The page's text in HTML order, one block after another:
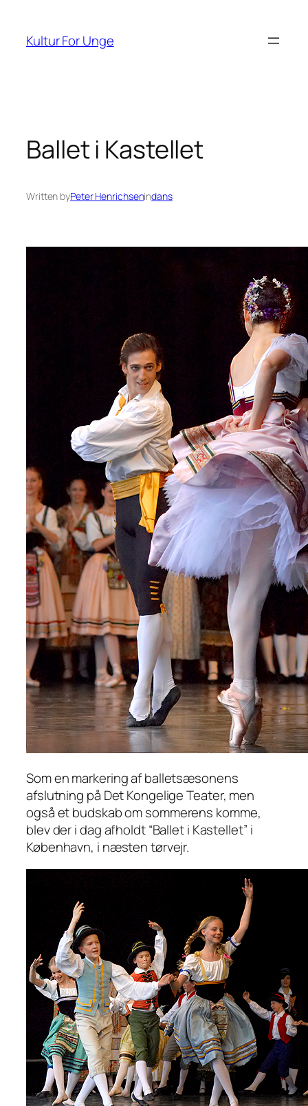
indhold
Kultur For Unge
Ballet i Kastellet
Written byPeter Henrichsenindans
Som en markering af balletsæsonens
afslutning på Det Kongelige Teater, men
også et budskab om sommerens komme,
blev der i dag afholdt “Ballet i Kastellet” i
København, i næsten tørvejr.